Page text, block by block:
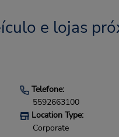
e lojas
Telefone:
5592663100
Location Type:
Corporate